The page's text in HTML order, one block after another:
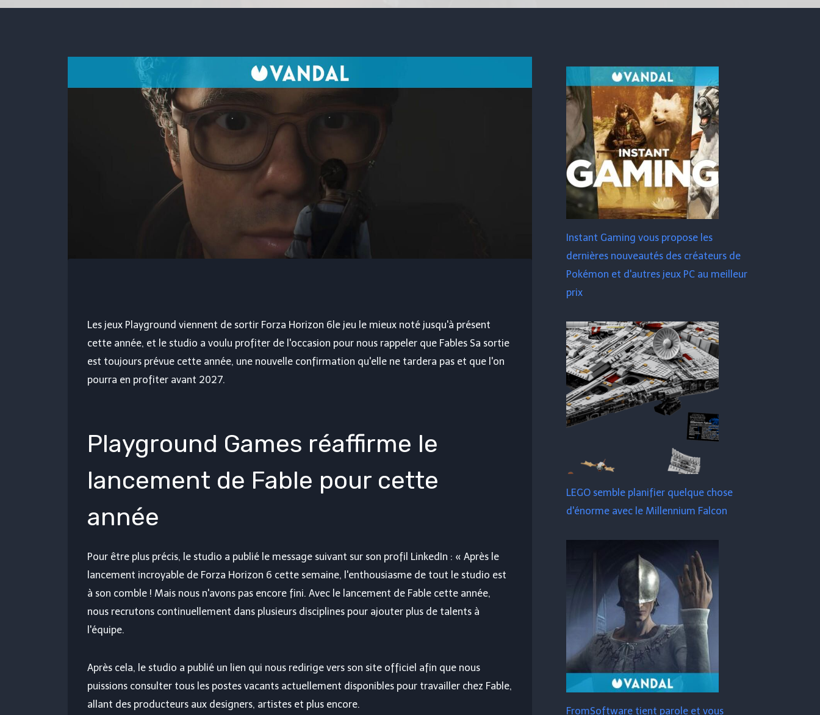
Les jeux Playground viennent de sortir Forza Horizon 6 le jeu le mieux noté jusqu'à présent
cette année, et le studio a voulu profiter de l'occasion pour nous rappeler que Fables Sa sortie
est toujours prévue cette année, une nouvelle confirmation qu'elle ne tardera pas et que l'on
pourra en profiter avant 2027.
Playground Games réaffirme le
lancement de Fable pour cette
année
Pour être plus précis, le studio a publié le message suivant sur son profil LinkedIn : « Après le
lancement incroyable de Forza Horizon 6 cette semaine, l'enthousiasme de tout le studio est
à son comble ! Mais nous n'avons pas encore fini. Avec le lancement de Fable cette année,
nous recrutons continuellement dans plusieurs disciplines pour ajouter plus de talents à
l'équipe.
Après cela, le studio a publié un lien qui nous redirige vers son site officiel afin que nous
puissions consulter tous les postes vacants actuellement disponibles pour travailler chez Fable,
allant des producteurs aux designers, artistes et plus encore.
Instant Gaming vous propose les
dernières nouveautés des créateurs de
Pokémon et d'autres jeux PC au meilleur
prix
LEGO semble planifier quelque chose
d'énorme avec le Millennium Falcon
FromSoftware tient parole et vous